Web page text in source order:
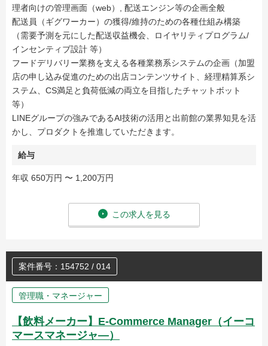
理者向けの管理画面（web）, 配送エンジン等の企画全般
配送員（ギグワーカー）の獲得/維持のための各種仕組み構築
（需要予測を元にした配送収益機会、ロイヤリティプログラム/
インセンティブ設計 等）
フードデリバリー業務を支える各種業務系システムの企画（加盟
店の申し込み促進のための出店コンテンツサイト、経理精算系シ
ステム、CS満足と負荷低減の両立を目指したチャットボット
等）
LINEグループの強みであるAI技術の活用と出前館の業界知見を活
かし、プロダクトを推進していただきます。
給与
年収 650万円 〜 1,200万円
この求人を見る
案件番号：154752 / 014
管理職・マネージャー
【飲料メーカー】E-Commerce Manager（イーコ
マースマネージャ―）